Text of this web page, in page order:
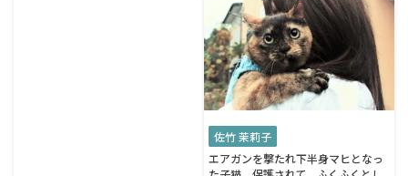
佐竹 茉莉子
エアガンを撃たれ下半身マヒとなっ